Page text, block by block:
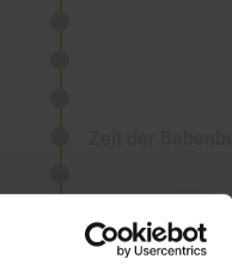
Spätes Mittelalter